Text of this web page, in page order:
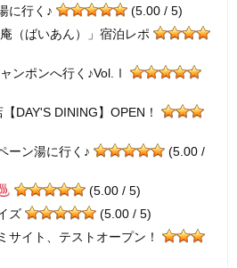
に行く♪
(5.00 / 5)
（ばいあん）」宿泊レポ
ンポンへ行く♪Vol.Ⅰ
DAY'S DINING】OPEN！
ーン湯に行く♪
(5.00 /
(5.00 / 5)
ズ
(5.00 / 5)
サイト、テストオープン！